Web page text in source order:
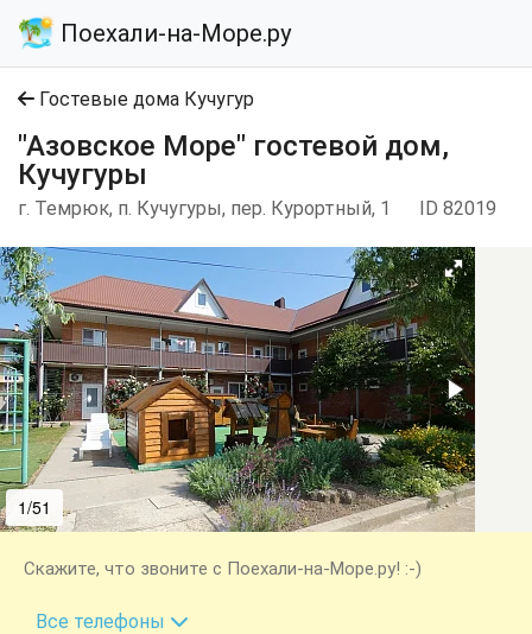
Поехали-на-Море.ру
Гостевые дома Кучугур
"Азовское Море" гостевой дом,
Кучугуры
г. Темрюк, п. Кучугуры, пер. Курортный, 1 ID 82019
1/51
Скажите, что звоните с Поехали-на-Море.ру! :-)
+7 (918) 466-08-18
Все телефоны